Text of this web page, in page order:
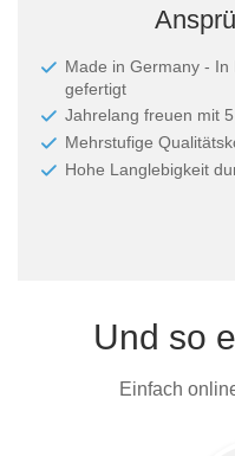
Made in Germany - In
gefertigt
Jahrelang freuen mit
Mehrstufige
Hohe Langlebigkeit
Und so
Einfach